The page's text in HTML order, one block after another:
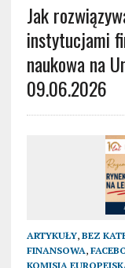
Jak
instytucjami
naukowa na
09.06.2026
ARTYKUŁY, BEZ
FINANSOWA,
KOMISJA